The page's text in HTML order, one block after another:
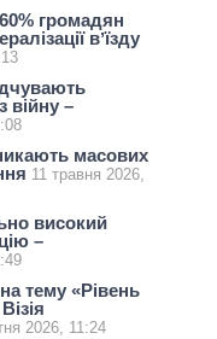
громадян
вʼїзду
війну –
масових
11 травня 2026,
високий
–
тeму «Рівень
2026, 11:24